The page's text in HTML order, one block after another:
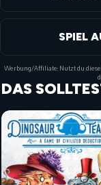
SPIEL
Werbung/Affiliate: Nutzt du
DAS